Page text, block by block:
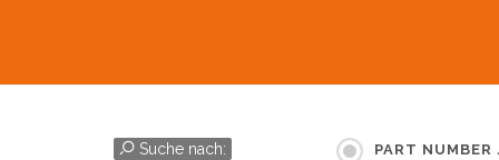
Suche nach: PART